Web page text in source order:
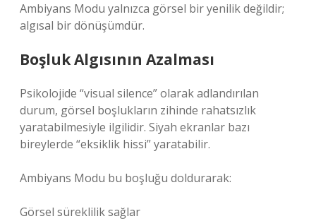
Ambiyans Modu yalnızca görsel bir yenilik değildir;
algısal bir dönüşümdür.
Boşluk Algısının Azalması
Psikolojide “visual silence” olarak adlandırılan
durum, görsel boşlukların zihinde rahatsızlık
yaratabilmesiyle ilgilidir. Siyah ekranlar bazı
bireylerde “eksiklik hissi” yaratabilir.
Ambiyans Modu bu boşluğu doldurarak:
Görsel süreklilik sağlar